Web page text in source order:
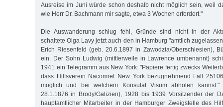
Ausreise im Juni würde schon deshalb nicht möglich sein, weil
wie Herr Dr. Bachmann mir sagte, etwa 3 Wochen erfordert."
Die Auswanderung schlug fehl, Gründe sind nicht in der
schaltete Olga Lavy jetzt auch den in Hamburg "amtlich
Erich Riesenfeld (geb. 20.6.1897 in Zawodzia/Oberschlesien),
ein. Der Sohn Ludwig (mittlerweile in Lawrence umbenannt)
1941 ein Telegramm aus New York: "Papiere fertig zwecks
dass Hilfsverein Nacomref New York bezugnehmend Fall
möglich und bei welchem Konsulat Visum abholen kannst."
28.1.1876 in Brody/Galizien), 1928 bis 1939 Vorsitzender der
hauptamtlicher Mitarbeiter in der Hamburger Zweigstelle des